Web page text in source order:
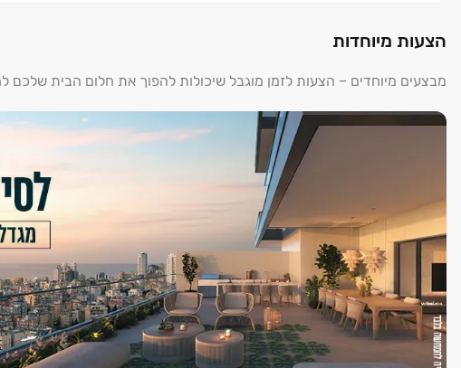
דלתות פנים מדגם "יוניק" קלאסיק של פנדור או שו״ע
פרקט SPC בחדר שינה הורים
מיזוג מיני VRF עם יחידה בכל חדר
מערכת בית חכם אלחוטית
אינטרקום וידאו צבעוני במסך ופומית בחדר הורים
חיבור חשמל תלת פאזי ושקע לכיריים חשמליות
ריצוף גרניט פורצלן 100/100 או 60/120 ס"מ
חדרי רחצה עם חיפוי עד תקרה וסט ארון מעוצב
כיור מטבח שטוח וברז נשלף יוקרתי
הצעות מיוחדות
מבצעים מיוחדים – הצעות לזמן מוגבל שיכולות להפוך את חלום הבית שלכם